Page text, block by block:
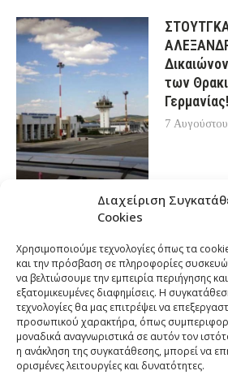
Διαχείριση
Cookies
Χρησιμοποιούμε τεχνολογίες όπως τα
και την πρόσβαση σε πληροφορίες
να βελτιώσουμε την εμπειρία περιήγησης
εξατομικευμένες διαφημίσεις. Η
τεχνολογίες θα μας επιτρέψει να
προσωπικού χαρακτήρα, όπως
μοναδικά αναγνωριστικά σε αυτόν τον
η ανάκληση της συγκατάθεσης, μπορεί να
ορισμένες λειτουργίες και δυνατότητες.
των
Γερμανίας!
7